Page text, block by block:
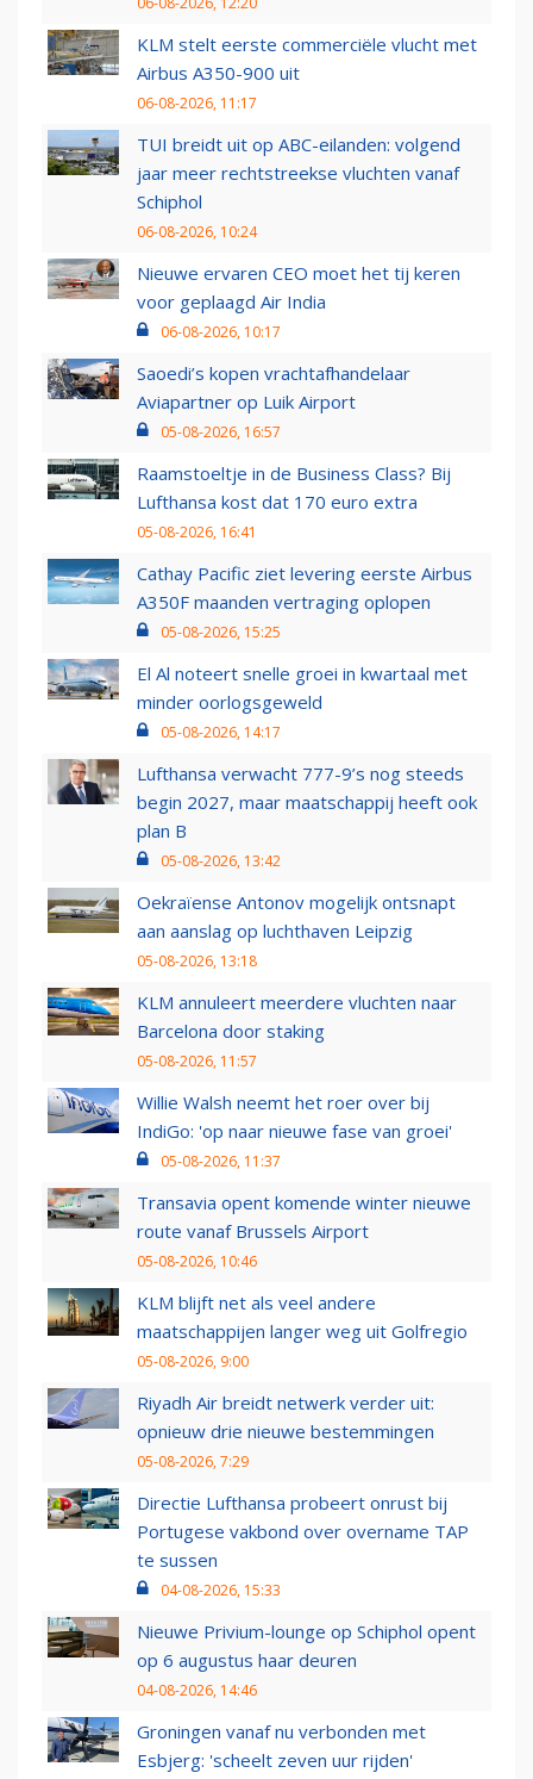
KLM stelt eerste commerciële vlucht met
Airbus A350-900 uit
06-08-2026, 11:17
TUI breidt uit op ABC-eilanden: volgend
jaar meer rechtstreekse vluchten vanaf
Schiphol
06-08-2026, 10:24
Nieuwe ervaren CEO moet het tij keren
voor geplaagd Air India
06-08-2026, 10:17
Saoedi’s kopen vrachtafhandelaar
Aviapartner op Luik Airport
05-08-2026, 16:57
Raamstoeltje in de Business Class? Bij
Lufthansa kost dat 170 euro extra
05-08-2026, 16:41
Cathay Pacific ziet levering eerste Airbus
A350F maanden vertraging oplopen
05-08-2026, 15:25
El Al noteert snelle groei in kwartaal met
minder oorlogsgeweld
05-08-2026, 14:17
Lufthansa verwacht 777-9’s nog steeds
begin 2027, maar maatschappij heeft ook
plan B
05-08-2026, 13:42
Oekraïense Antonov mogelijk ontsnapt
aan aanslag op luchthaven Leipzig
05-08-2026, 13:18
KLM annuleert meerdere vluchten naar
Barcelona door staking
05-08-2026, 11:57
Willie Walsh neemt het roer over bij
IndiGo: 'op naar nieuwe fase van groei'
05-08-2026, 11:37
Transavia opent komende winter nieuwe
route vanaf Brussels Airport
05-08-2026, 10:46
KLM blijft net als veel andere
maatschappijen langer weg uit Golfregio
05-08-2026, 9:00
Riyadh Air breidt netwerk verder uit:
opnieuw drie nieuwe bestemmingen
05-08-2026, 7:29
Directie Lufthansa probeert onrust bij
Portugese vakbond over overname TAP
te sussen
04-08-2026, 15:33
Nieuwe Privium-lounge op Schiphol opent
op 6 augustus haar deuren
04-08-2026, 14:46
Groningen vanaf nu verbonden met
Esbjerg: 'scheelt zeven uur rijden'